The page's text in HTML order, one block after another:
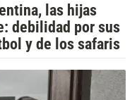
las hijas
debilidad por sus
y de los safaris